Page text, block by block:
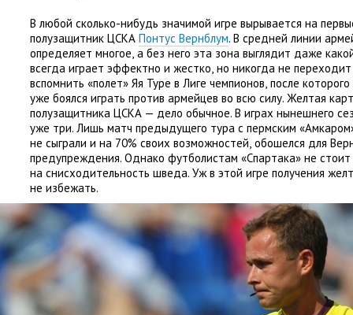
В любой сколько-нибудь значимой игре вырывается на
полузащитник ЦСКА Понтус Вернблум. В средней линии
определяет многое, а без него эта зона выглядит даже
всегда играет эффектно и жестко, но никогда не
вспомнить «полет» Яя Туре в Лиге чемпионов, после
уже боялся играть против армейцев во всю силу. Желтая
полузащитника ЦСКА — дело обычное. В играх нынешнего
уже три. Лишь матч предыдущего тура с пермским «
не сыграли и на 70% своих возможностей, обошелся для
предупреждения. Однако футболистам «Спартака» не
на снисходительность шведа. Уж в этой игре получения
не избежать.